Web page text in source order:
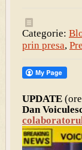
Categorie:
prin presa,
UPDATE
Dan